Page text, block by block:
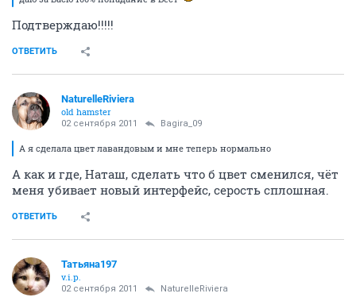
Подтверждаю!!!!!
ОТВЕТИТЬ
NaturelleRiviera
old hamster
02 сентября 2011 Bagira_09
А я сделала цвет лавандовым и мне теперь нормально
А как и где, Наташ, сделать что б цвет сменился, чёт
меня убивает новый интерфейс, серость сплошная.
ОТВЕТИТЬ
Татьяна197
v.i.p.
02 сентября 2011 NaturelleRiviera